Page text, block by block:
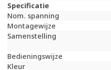
Specificatie
Nom. spanning
Montagewijze
Samenstelling
Bedieningswijze
Kleur